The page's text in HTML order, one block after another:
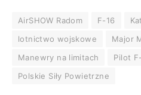
AirSHOW Radom F-16
lotnictwo wojskowe
Major
Manewry na limitach
Pilot
Polskie Siły Powietrzne